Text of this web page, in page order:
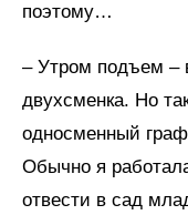
поэтому…
– Утром подъем –
двухсменка. Но
односменный
Обычно я
отвести в сад